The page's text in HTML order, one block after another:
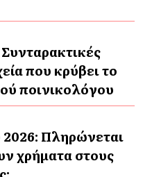
που κρύβει το
ποινικολόγου
Πληρώνεται
χρήματα στους